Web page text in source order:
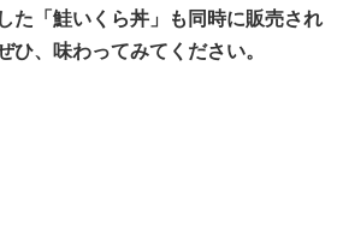
た「鮭いくら丼」も同時に販売され
ひ、味わってみてください。